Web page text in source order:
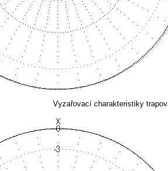
Vyzařovací charakteristiky